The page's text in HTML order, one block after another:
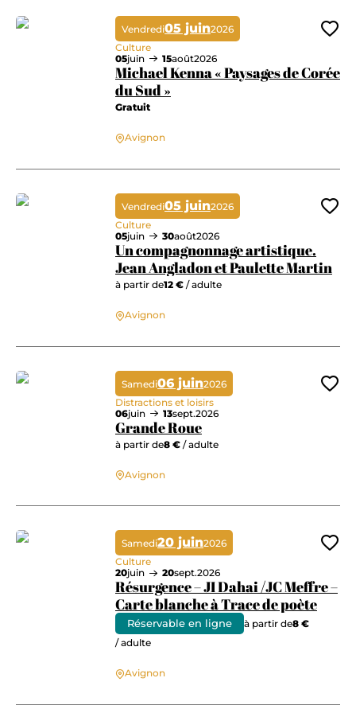
Michael Kenna « Paysages de Corée
du Sud »
Gratuit
Avignon
Vendredi05 juin2026
Culture
05juin 15août2026
Un compagnonnage artistique.
Jean Angladon et Paulette Martin
à partir de12 € / adulte
Avignon
Vendredi05 juin2026
Culture
05juin 30août2026
Grande Roue
à partir de8 € / adulte
Avignon
Samedi06 juin2026
Distractions et loisirs
06juin 13sept.2026
Résurgence – JI Dahai /JC Meffre –
Carte blanche à Trace de poète
Réservable en ligne à partir de8 €
/ adulte
Avignon
Samedi20 juin2026
Culture
20juin 20sept.2026
Résurgence – JI Dahai /JC Meffre – Carte blanche à Trace de poète